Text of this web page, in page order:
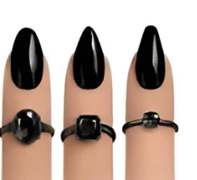
sumnje, dolazi potvrda.
koji je sudbinski – ne
Rak u toj osobi
traži: mir, sigurnost,